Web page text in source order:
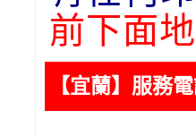
前下面
【宜蘭】服務電